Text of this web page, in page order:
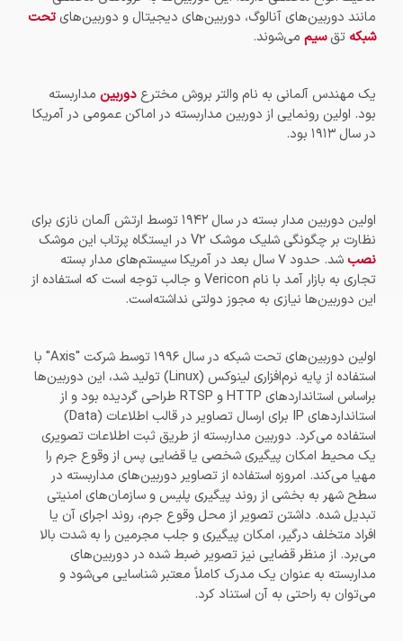
مانند دوربین‌های آنالوگ، دوربین‌های دیجیتال و دوربین‌های تحت
شبکه تق سیم می‌شوند.
یک مهندس آلمانی به نام والتر بروش مخترع دوربین مداربسته
بود. اولین رونمایی از دوربین مداربسته در اماکن عمومی در آمریکا
در سال ۱۹۱۳ بود.
اولین دوربین مدار بسته در سال ۱۹۴۲ توسط ارتش آلمان نازی برای
نظارت بر چگونگی شلیک موشک V2 در ایستگاه پرتاب این موشک
نصب
شد. حدود ۷ سال بعد در آمریکا سیستم‌های مدار بسته
تجاری به بازار آمد با نام Vericon و جالب توجه است که استفاده از
این دوربین‌ها نیازی به مجوز دولتی نداشته‌است.
اولین دوربین‌های تحت شبکه در سال ۱۹۹۶ توسط شرکت "Axis" با
استفاده از پایه نرم‌افزاری لینوکس (Linux) تولید شد، این دوربین‌ها
براساس استانداردهای HTTP و RTSP طراحی گردیده بود و از
استانداردهای IP برای ارسال تصاویر در قالب اطلاعات (Data)
استفاده می‌کرد. دوربین مداربسته از طریق ثبت اطلاعات تصویری
یک محیط امکان پیگیری شخصی یا قضایی پس از وقوع جرم را
مهیا می‌کند. امروزه استفاده از تصاویر دوربین‌های مداربسته در
سطح شهر به بخشی از روند پیگیری پلیس و سازمان‌های امنیتی
تبدیل شده. داشتن تصویر از محل وقوع جرم، روند اجرای آن یا
افراد متخلف درگیر، امکان پیگیری و جلب مجرمین را به شدت بالا
می‌برد. از منظر قضایی نیز تصویر ضبط شده در دوربین‌های
مداربسته به عنوان یک مدرک کاملاً معتبر شناسایی می‌شود و
می‌توان به راحتی به آن استناد کرد.